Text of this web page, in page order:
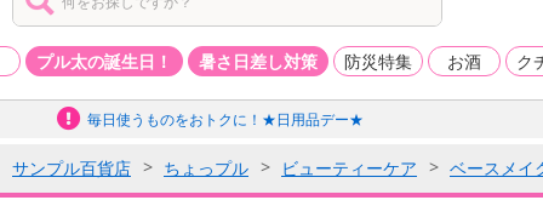
プル太の誕生日！ 暑さ日差し対策 防災特集 お酒 ク
毎日使うものをおトクに！★日用品デー★
サンプル百貨店 ちょっプル ビューティーケア ベースメイ